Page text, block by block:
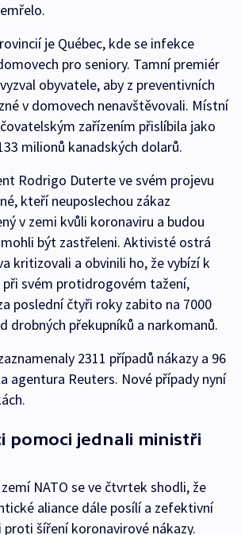
je Québec, kde se infekce
pro seniory. Tamní premiér
obyvatele, aby z preventivních
v domovech nenavštěvovali. Místní
zařízením přislíbila jako
milionů kanadských dolarů.
Rodrigo Duterte ve svém projevu
kteří neuposlechou zákaz
v zemi kvůli koronaviru a budou
být zastřeleni. Aktivisté ostrá
kritizovali a obvinili ho, že vybízí k
při svém protidrogovém tažení,
poslední čtyři roky zabito na 7000
drobných překupníků a narkomanů.
2311 případů nákazy a 96
agentura Reuters. Nové případy nyní
pomoci jednali ministři
NATO se ve čtvrtek shodli, že
aliance dále posílí a zefektivní
šíření koronavirové nákazy.